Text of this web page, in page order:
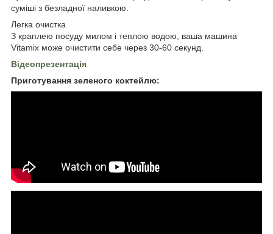
суміші з безладної наливкою.
Легка очистка
З краплею посуду милом і теплою водою, ваша машина
Vitamix може очистити себе через 30-60 секунд.
Відеопрезентація
Приготування зеленого коктейлю: